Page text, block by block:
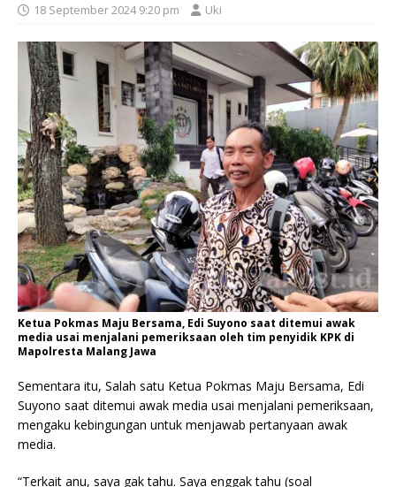
18 September 2024 9:20 pm Uki
Ketua Pokmas Maju Bersama, Edi Suyono saat ditemui awak
media usai menjalani pemeriksaan oleh tim penyidik KPK di
Mapolresta Malang Jawa
Sementara itu, Salah satu Ketua Pokmas Maju Bersama, Edi
Suyono saat ditemui awak media usai menjalani pemeriksaan,
mengaku kebingungan untuk menjawab pertanyaan awak
media.
“Terkait anu, saya gak tahu. Saya enggak tahu (soal